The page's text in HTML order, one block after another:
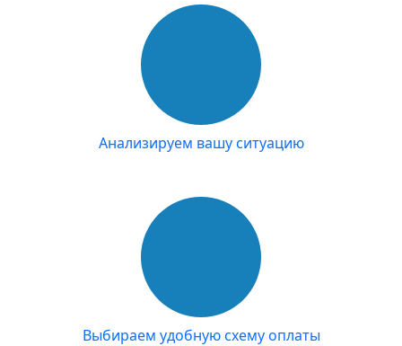
Анализируем вашу ситуацию
Выбираем удобную схему оплаты